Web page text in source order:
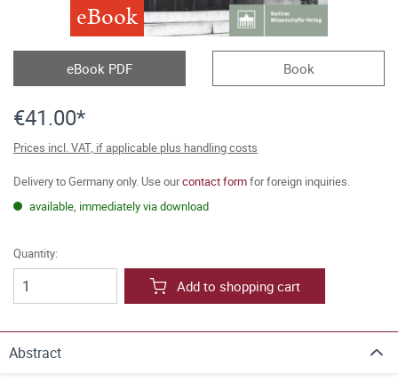
eBook
eBook PDF Book
€41.00*
Prices incl. VAT, if applicable plus handling costs
Delivery to Germany only. Use ourcontact formfor foreign inquiries.
available, immediately via download
Quantity:
Add to shopping cart
Abstract